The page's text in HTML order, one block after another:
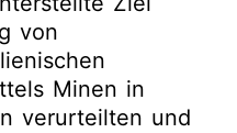
von
Minen in
verurteilten und